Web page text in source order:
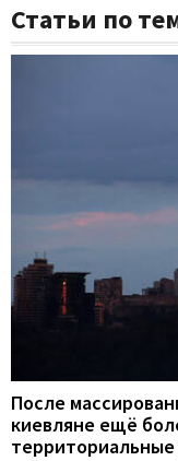
Статьи по
После
киевляне ещё
территориальные